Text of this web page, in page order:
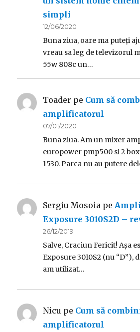
simpli
12/06/2020
Buna ziua, oare ma puteți
vreau sa leg de televizorul
55w 808c un…
Toader pe Cum să
amplificatorul
07/01/2020
Buna ziua. Am un mixer
europower pmp500 si 2
1530. Parca nu au putere
Sergiu Mosoia pe
Exposure 3010S2D –
26/12/2019
Salve, Craciun Fericit! Așa
Exposure 3010S2 (nu “D”),
am utilizat…
Nicu pe Cum să
amplificatorul